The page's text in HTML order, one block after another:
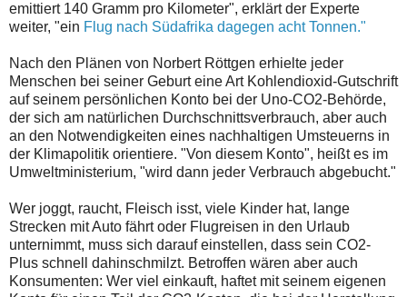
emittiert 140 Gramm pro Kilometer", erklärt der Experte
weiter, "ein Flug nach Südafrika dagegen acht Tonnen."
Nach den Plänen von Norbert Röttgen erhielte jeder
Menschen bei seiner Geburt eine Art Kohlendioxid-Gutschrift
auf seinem persönlichen Konto bei der Uno-CO2-Behörde,
der sich am natürlichen Durchschnittsverbrauch, aber auch
an den Notwendigkeiten eines nachhaltigen Umsteuerns in
der Klimapolitik orientiere. "Von diesem Konto", heißt es im
Umweltministerium, "wird dann jeder Verbrauch abgebucht."
Wer joggt, raucht, Fleisch isst, viele Kinder hat, lange
Strecken mit Auto fährt oder Flugreisen in den Urlaub
unternimmt, muss sich darauf einstellen, dass sein CO2-
Plus schnell dahinschmilzt. Betroffen wären aber auch
Konsumenten: Wer viel einkauft, haftet mit seinem eigenen